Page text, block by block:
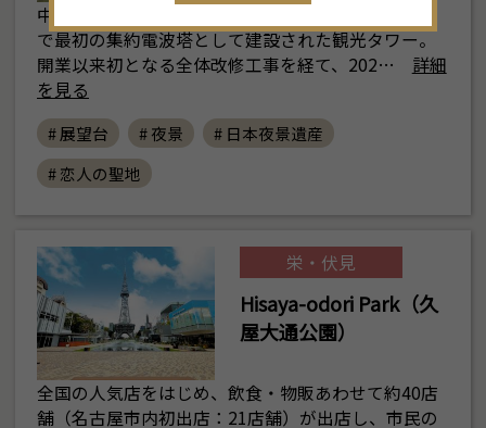
中部電力 MIRAI TOWERは昭和29（1954）年に日本
で最初の集約電波塔として建設された観光タワー。
開業以来初となる全体改修工事を経て、202…
詳細
を見る
# 展望台 # 夜景
# 日本夜景遺産
# 恋人の聖地
栄・伏見
Hisaya-odori Park（久
屋大通公園）
全国の人気店をはじめ、飲食・物販あわせて約40店
舗（名古屋市内初出店：21店舗）が出店し、市民の